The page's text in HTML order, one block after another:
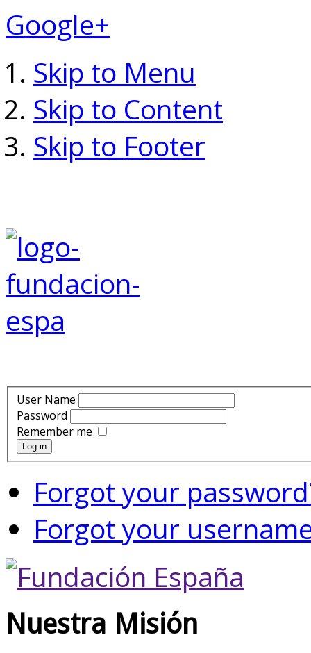
Google+
Skip to Menu
Skip to Content
Skip to Footer
User Name
Password
Remember me
Log in
Forgot your
Forgot your
Nuestra Misión